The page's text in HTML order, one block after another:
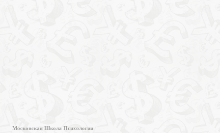
Московская Школа Психологии